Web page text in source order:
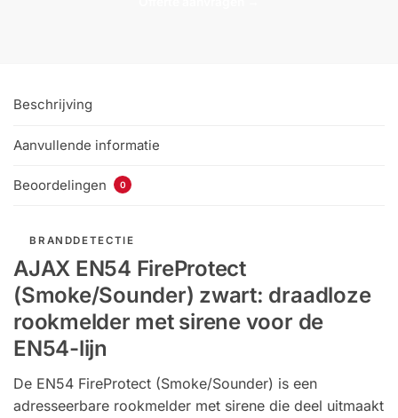
Beschrijving
Aanvullende informatie
Beoordelingen 0
BRANDDETECTIE
AJAX EN54 FireProtect
(Smoke/Sounder) zwart: draadloze
rookmelder met sirene voor de
EN54-lijn
De EN54 FireProtect (Smoke/Sounder) is een
adresseerbare rookmelder met sirene die deel uitmaakt